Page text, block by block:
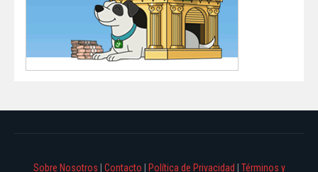
Sobre Nosotros Contacto Política de Privacidad Términos y